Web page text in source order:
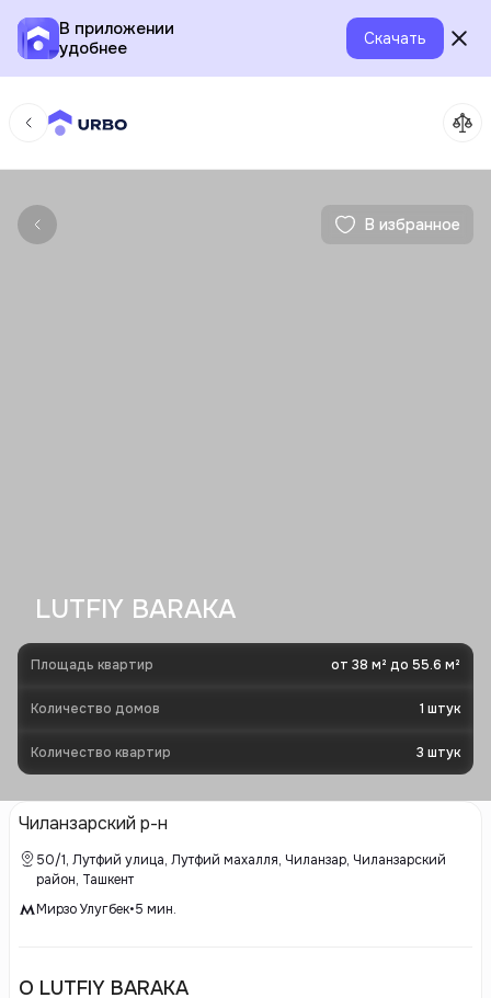
В приложении
удобнее
Скачать
В избранное
LUTFIY BARAKA
Площадь квартир от 38 м² до 55.6 м²
Количество домов 1 штук
Количество квартир 3 штук
Чиланзарский р-н
50/1, Лутфий улица, Лутфий махалля, Чиланзар, Чиланзарский
район, Ташкент
Мирзо Улугбек•5 мин.
О LUTFIY BARAKA